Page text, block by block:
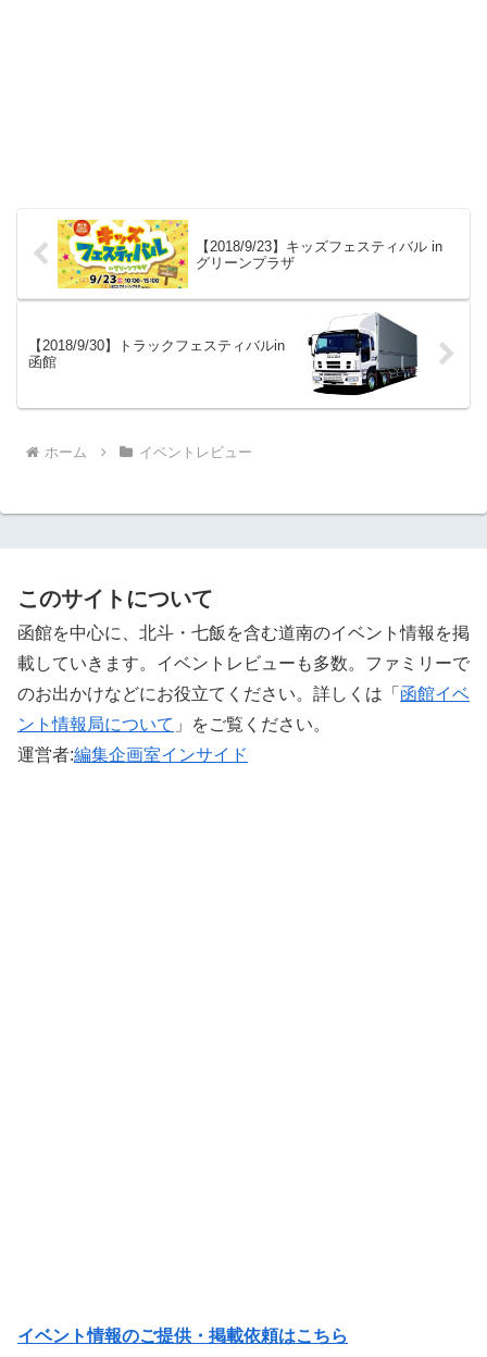
【2018/9/23】キッズフェスティバル in
グリーンプラザ
【2018/9/30】トラックフェスティバルin
函館
ホーム イベントレビュー
このサイトについて
函館を中心に、北斗・七飯を含む道南のイベント情報を掲
載していきます。イベントレビューも多数。ファミリーで
のお出かけなどにお役立てください。詳しくは「 函館イベ
ント情報局について 」をご覧ください。 ‎
運営者:編集企画室インサイド
イベント情報のご提供・掲載依頼はこちら